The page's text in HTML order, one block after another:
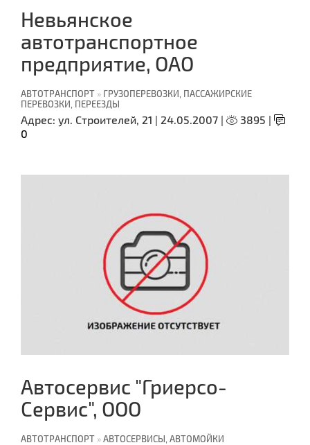
Невьянское
автотранспортное
предприятие, ОАО
АВТОТРАНСПОРТ » ГРУЗОПЕРЕВОЗКИ, ПАССАЖИРСКИЕ
ПЕРЕВОЗКИ, ПЕРЕЕЗДЫ
Адрес: ул. Строителей, 21 | 24.05.2007 |
3895 |
0
Автосервис "Гриерсо-
Сервис", ООО
АВТОТРАНСПОРТ »АВТОСЕРВИСЫ, АВТОМОЙКИ